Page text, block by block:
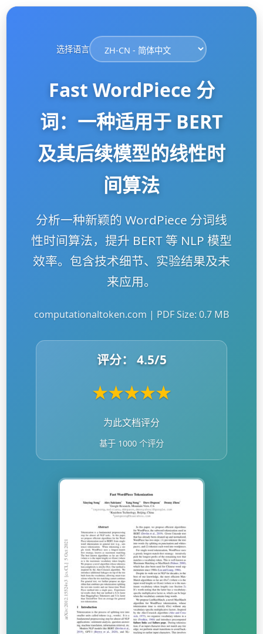
选择语言
Fast WordPiece 分
词：一种适用于 BERT
及其后续模型的线性时
间算法
分析一种新颖的 WordPiece 分词线
性时间算法，提升 BERT 等 NLP 模型
效率。包含技术细节、实验结果及未
来应用。
computationaltoken.com | PDF Size: 0.7 MB
评分： 4.5/5
★★★★★
为此文档评分
基于 1000 个评分